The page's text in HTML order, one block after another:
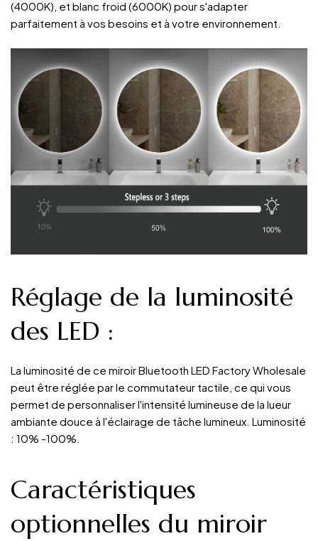
(4000K), et blanc froid (6000K) pour s'adapter
parfaitement à vos besoins et à votre environnement.
Réglage de la luminosité
des LED :
La luminosité de ce miroir Bluetooth LED Factory Wholesale
peut être réglée par le commutateur tactile, ce qui vous
permet de personnaliser l'intensité lumineuse de la lueur
ambiante douce à l'éclairage de tâche lumineux. Luminosité
: 10% -100%.
Caractéristiques
optionnelles du miroir